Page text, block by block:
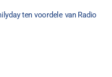
ten voordele van Radio